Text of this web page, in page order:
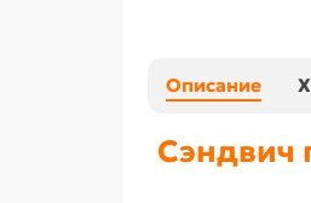
Описание
Сэндвич